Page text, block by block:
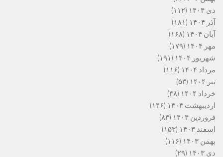
دی ۱۴۰۴
(۱۱۲)
آذر ۱۴۰۴
(۱۸۱)
آبان ۱۴۰۴
(۱۶۸)
مهر ۱۴۰۴
(۱۷۹)
شهریور ۱۴۰۴
(۱۹۱)
مرداد ۱۴۰۴
(۱۱۶)
تیر ۱۴۰۴
(۵۳)
خرداد ۱۴۰۴
(۴۸)
اردیبهشت ۱۴۰۴
(۱۴۶)
فروردین ۱۴۰۴
(۸۳)
اسفند ۱۴۰۳
(۱۵۳)
بهمن ۱۴۰۳
(۱۱۶)
دی ۱۴۰۳
(۲۹)